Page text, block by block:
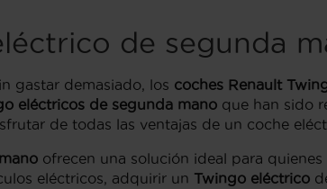
de segunda
gastar demasiado, los coches Renault
eléctricos de segunda mano que han sido
de todas las ventajas de un coche
ofrecen una solución ideal para
eléctricos, adquirir un Twingo eléctrico